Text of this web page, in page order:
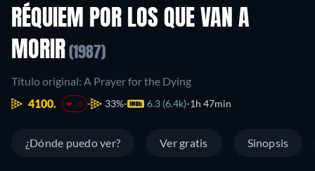
RÉQUIEM POR LOS QUE VAN A
MORIR (1987)
Título original: A Prayer for the Dying
4100.
-5 33% 6.3 (6.4k) 1h 47min
¿Dónde puedo ver? Ver gratis Sinopsis